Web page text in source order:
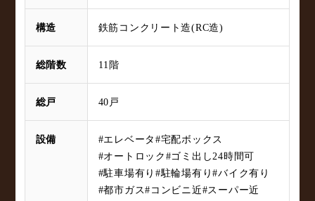
構造 鉄筋コンクリート造(RC造)
総階数 11階
総戸 40戸
設備 #エレベータ#宅配ボックス
#オートロック#ゴミ出し24時間可
#駐車場有り#駐輪場有り#バイク有り
#都市ガス#コンビニ近#スーパー近